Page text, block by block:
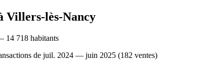
lès-Nancy
14 718 habitants
de juil. 2024 — juin 2025 (182 ventes)